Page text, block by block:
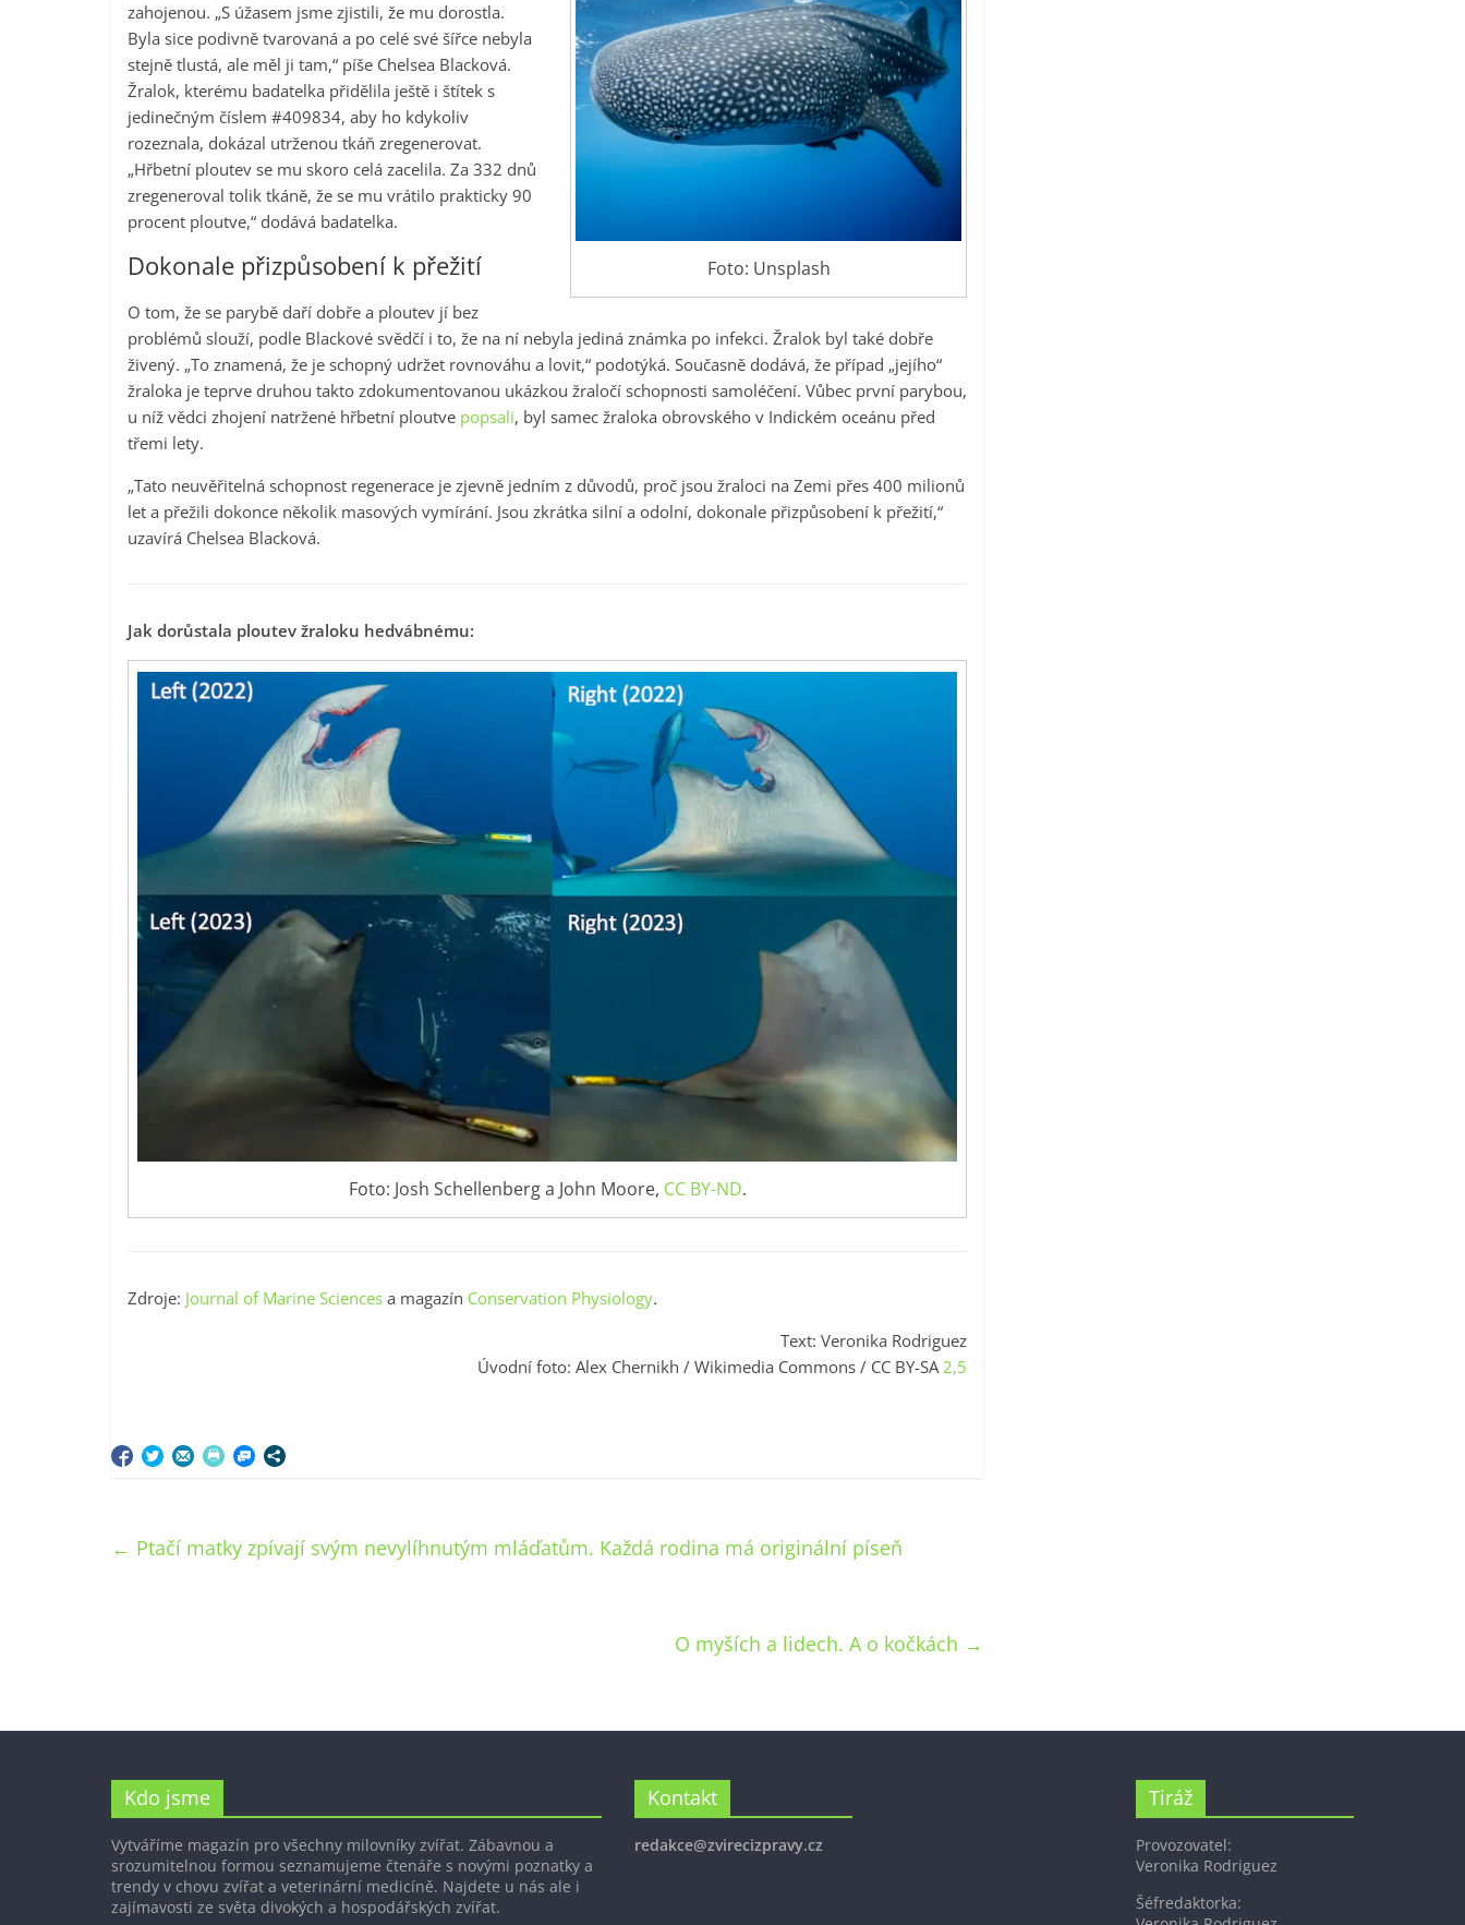
Foto: Unsplash
zahojenou. „S úžasem jsme zjistili, že mu dorostla.
Byla sice podivně tvarovaná a po celé své šířce nebyla
stejně tlustá, ale měl ji tam,“ píše Chelsea Blacková.
Žralok, kterému badatelka přidělila ještě i štítek s
jedinečným číslem #409834, aby ho kdykoliv
rozeznala, dokázal utrženou tkáň zregenerovat.
„Hřbetní ploutev se mu skoro celá zacelila. Za 332 dnů
zregeneroval tolik tkáně, že se mu vrátilo prakticky 90
procent ploutve,“ dodává badatelka.
Dokonale přizpůsobení k přežití
O tom, že se parybě daří dobře a ploutev jí bez
problémů slouží, podle Blackové svědčí i to, že na ní nebyla jediná známka po infekci. Žralok byl také dobře
živený. „To znamená, že je schopný udržet rovnováhu a lovit,“ podotýká. Současně dodává, že případ „jejího“
žraloka je teprve druhou takto zdokumentovanou ukázkou žraločí schopnosti samoléčení. Vůbec první parybou,
u níž vědci zhojení natržené hřbetní ploutve popsali, byl samec žraloka obrovského v Indickém oceánu před
třemi lety.
„Tato neuvěřitelná schopnost regenerace je zjevně jedním z důvodů, proč jsou žraloci na Zemi přes 400 milionů
let a přežili dokonce několik masových vymírání. Jsou zkrátka silní a odolní, dokonale přizpůsobení k přežití,“
uzavírá Chelsea Blacková.
Jak dorůstala ploutev žraloku hedvábnému:
Foto: Josh Schellenberg a John Moore, CC BY-ND.
Zdroje: Journal of Marine Sciences a magazín Conservation Physiology.
Text: Veronika Rodriguez
Úvodní foto: Alex Chernikh / Wikimedia Commons / CC BY-SA2,5
← Ptačí matky zpívají svým nevylíhnutým mláďatům. Každá rodina má originální píseň
O myších a lidech. A o kočkách →
Kdo jsme
Vytváříme magazín pro všechny milovníky zvířat. Zábavnou a
srozumitelnou formou seznamujeme čtenáře s novými poznatky a
trendy v chovu zvířat a veterinární medicíně. Najdete u nás ale i
zajímavosti ze světa divokých a hospodářských zvířat.
Kontakt
redakce@zvirecizpravy.cz
Tiráž
Provozovatel:
Veronika Rodriguez
Šéfredaktorka: